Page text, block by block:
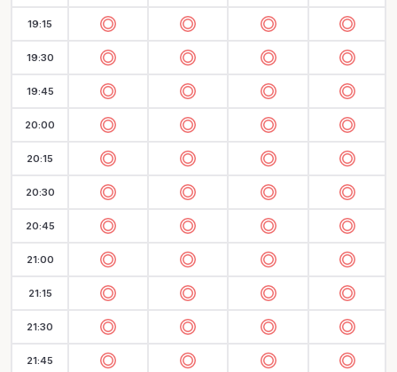
19:15
19:30
19:45
20:00
20:15
20:30
20:45
21:00
21:15
21:30
21:45